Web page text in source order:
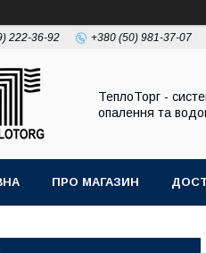
222-36-92 +380 (50) 981-37-07
ТеплоТорг -
опалення та
ПРО МАГАЗИН